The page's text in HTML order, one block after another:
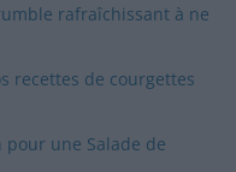
rafraîchissant à ne
recettes de courgettes
pour une Salade de